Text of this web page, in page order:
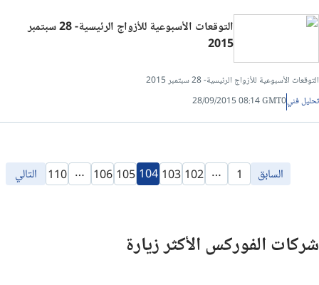
التوقعات الأسبوعية للأزواج الرئيسية- 28 سبتمبر
2015
التوقعات الأسبوعية للأزواج الرئيسية- 28 سبتمبر 2015
تحليل فني28/09/2015 08:14 GMT0
السابق 1
…
102
103
104
105
106
…
110 التالي
شركات الفوركس الأكثر زيارة